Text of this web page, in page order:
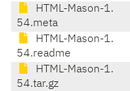
HTML-Mason-1.
54.meta
HTML-Mason-1.
54.readme
HTML-Mason-1.
54.tar.gz